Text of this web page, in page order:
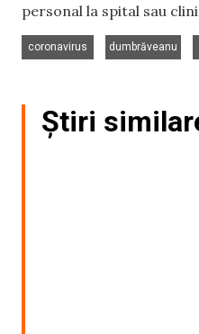
personal la spital sau
coronavirus
dumbrăveanu
Știri